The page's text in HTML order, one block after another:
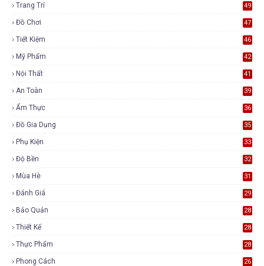
Trang Trí 49
Đồ Chơi 47
Tiết Kiệm 46
Mỹ Phẩm 42
Nội Thất 41
An Toàn 39
Ẩm Thực 36
Đồ Gia Dụng 35
Phụ Kiện 33
Độ Bền 32
Mùa Hè 31
Đánh Giá 29
Bảo Quản 28
Thiết Kế 28
Thực Phẩm 28
Phong Cách 26